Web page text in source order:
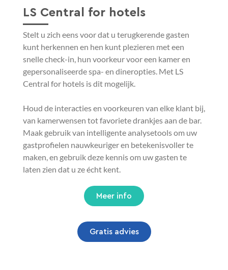
LS Central for hotels
Stelt u zich eens voor dat u terugkerende gasten
kunt herkennen en hen kunt plezieren met een
snelle check-in, hun voorkeur voor een kamer en
gepersonaliseerde spa- en dineropties. Met LS
Central for hotels is dit mogelijk.
Houd de interacties en voorkeuren van elke klant bij,
van kamerwensen tot favoriete drankjes aan de bar.
Maak gebruik van intelligente analysetools om uw
gastprofielen nauwkeuriger en betekenisvoller te
maken, en gebruik deze kennis om uw gasten te
laten zien dat u ze écht kent.
Meer info
Gratis advies